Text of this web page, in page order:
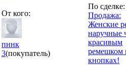
От кого:
пинк
3(покупатель)
По сделке:
Продажа:
Женские
наручные
красивым
ремешком
кнопках!